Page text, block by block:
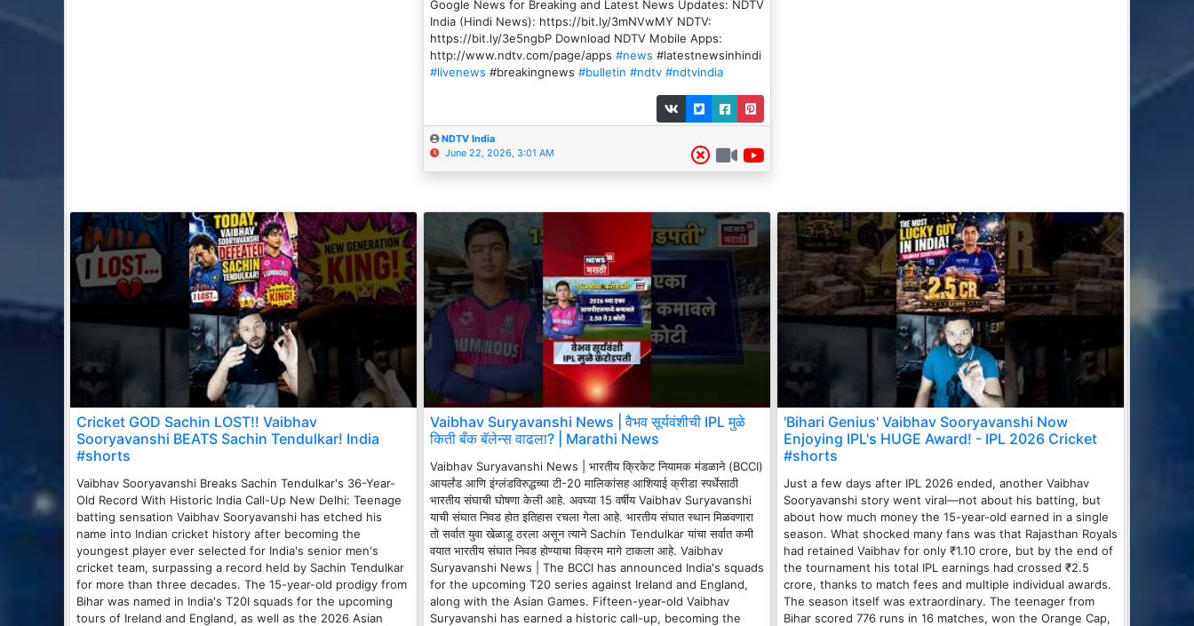
Google News for Breaking and Latest News Updates: NDTV
India (Hindi News): https://bit.ly/3mNVwMY NDTV:
https://bit.ly/3e5ngbP Download NDTV Mobile Apps:
http://www.ndtv.com/page/apps #news #latestnewsinhindi
#livenews #breakingnews #bulletin #ndtv #ndtvindia
NDTV India
June 22, 2026, 3:01 AM
Cricket GOD Sachin LOST!! Vaibhav
Sooryavanshi BEATS Sachin Tendulkar! India
#shorts
Vaibhav Sooryavanshi Breaks Sachin Tendulkar's 36-Year-
Old Record With Historic India Call-Up New Delhi: Teenage
batting sensation Vaibhav Sooryavanshi has etched his
name into Indian cricket history after becoming the
youngest player ever selected for India's senior men's
cricket team, surpassing a record held by Sachin Tendulkar
for more than three decades. The 15-year-old prodigy from
Bihar was named in India's T20I squads for the upcoming
tours of Ireland and England, as well as the 2026 Asian
Vaibhav Suryavanshi News | वैभव सूर्यवंशीची IPL मुळे
किती बँक बॅलेन्स वाढला? | Marathi News
Vaibhav Suryavanshi News | भारतीय क्रिकेट नियामक मंडळाने (BCCI)
आयर्लंड आणि इंग्लंडविरुद्धच्या टी-20 मालिकांसह आशियाई क्रीडा स्पर्धेसाठी
भारतीय संघाची घोषणा केली आहे. अवघ्या 15 वर्षीय Vaibhav Suryavanshi
याची संघात निवड होत इतिहास रचला गेला आहे. भारतीय संघात स्थान मिळवणारा
तो सर्वात युवा खेळाडू ठरला असून त्याने Sachin Tendulkar यांचा सर्वात कमी
वयात भारतीय संघात निवड होण्याचा विक्रम मागे टाकला आहे. Vaibhav
Suryavanshi News | The BCCI has announced India's squads
for the upcoming T20 series against Ireland and England,
along with the Asian Games. Fifteen-year-old Vaibhav
Suryavanshi has earned a historic call-up, becoming the
'Bihari Genius' Vaibhav Sooryavanshi Now
Enjoying IPL's HUGE Award! - IPL 2026 Cricket
#shorts
Just a few days after IPL 2026 ended, another Vaibhav
Sooryavanshi story went viral—not about his batting, but
about how much money the 15-year-old earned in a single
season. What shocked many fans was that Rajasthan Royals
had retained Vaibhav for only ₹1.10 crore, but by the end of
the tournament his total IPL earnings had crossed ₹2.5
crore, thanks to match fees and multiple individual awards.
The season itself was extraordinary. The teenager from
Bihar scored 776 runs in 16 matches, won the Orange Cap,